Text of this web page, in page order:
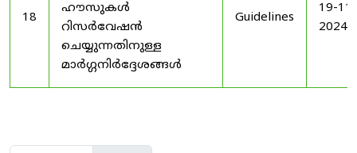
18
ഹൗസുകൾ
റിസർവേഷൻ
ചെയ്യുന്നതിനുള്ള
മാർഗ്ഗനിർദ്ദേശങ്ങൾ
Guidelines
19-11-
2024